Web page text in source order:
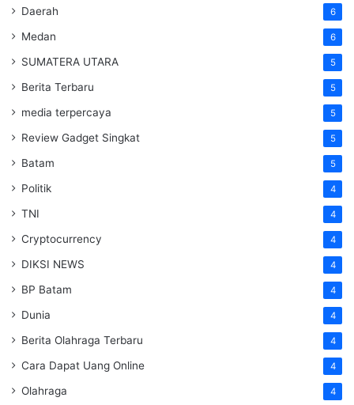
Daerah 6
Medan 6
SUMATERA UTARA 5
Berita Terbaru 5
media terpercaya 5
Review Gadget Singkat 5
Batam 5
Politik 4
TNI 4
Cryptocurrency 4
DIKSI NEWS 4
BP Batam 4
Dunia 4
Berita Olahraga Terbaru 4
Cara Dapat Uang Online 4
Olahraga 4